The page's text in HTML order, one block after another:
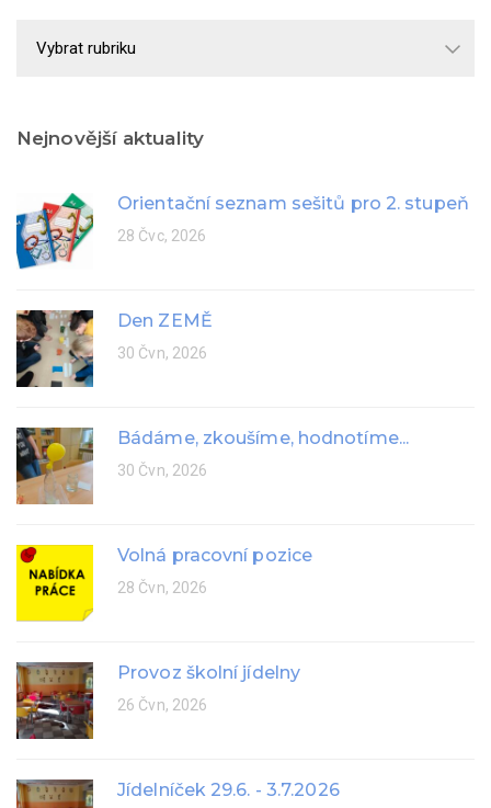
Nejnovější aktuality
Orientační seznam sešitů pro 2. stupeň
28 Čvc, 2026
Den ZEMĚ
30 Čvn, 2026
Bádáme, zkoušíme, hodnotíme...
30 Čvn, 2026
Volná pracovní pozice
28 Čvn, 2026
Provoz školní jídelny
26 Čvn, 2026
Jídelníček 29.6. - 3.7.2026